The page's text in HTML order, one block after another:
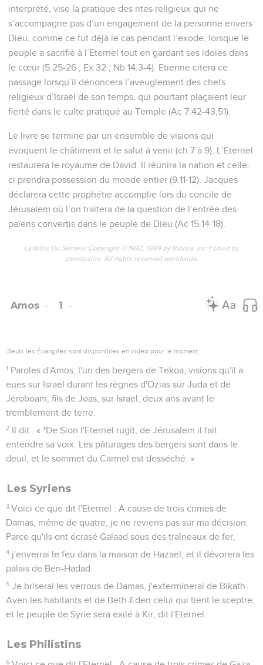
Paroles d'Amos, l'un des bergers de Tekoa, visions qu'il a
eues sur Israël durant les règnes d'Ozias sur Juda et de
Jéroboam, fils de Joas, sur Israël, deux ans avant le
tremblement de terre.
2 Il dit : « *De Sion l'Eternel rugit, de Jérusalem il fait
entendre sa voix. Les pâturages des bergers sont dans le
deuil, et le sommet du Carmel est desséché. »
Voici ce que dit l'Eternel : A cause de trois crimes de
Damas, même de quatre, je ne reviens pas sur ma décision.
Parce qu'ils ont écrasé Galaad sous des traîneaux de fer,
j'enverrai le feu dans la maison de Hazaël, et il dévorera les
palais de Ben-Hadad.
5 Je briserai les verrous de Damas, j'exterminerai de Bikath-
et le peuple de Syrie sera exilé à Kir, dit l'Eternel.
Voici ce que dit l'Eternel : A cause de trois crimes de Gaza,
j'enverrai le feu dans les murs de Gaza, et il en dévorera les
J'exterminerai d'Asdod les habitants et d'Askalon celui qui
tient le sceptre, je tournerai ma main contre Ekron, et le
reste des Philistins disparaîtra, dit le Seigneur, l'Eternel.
Les Phéniciens
9 Voici ce que dit l'Eternel : A cause de trois crimes de Tyr,
qu'ils ont livré à Edom une foule de prisonniers, sans se
j'enverrai le feu dans les murs de Tyr, et il en dévorera les
palais.
Les Édomites
11
Voici ce que dit l'Eternel : A cause de trois crimes d'Edom,
même de quatre, je ne reviens pas sur ma décision. Parce
qu'il a poursuivi ses frères avec l'épée en étouffant sa
garde éternellement sa fureur,